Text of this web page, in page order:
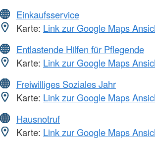
Einkaufsservice
Karte: Link zur Google Maps
Entlastende Hilfen für Pflegende
Karte: Link zur Google Maps
Freiwilliges Soziales Jahr
Karte: Link zur Google Maps
Hausnotruf
Karte: Link zur Google Maps